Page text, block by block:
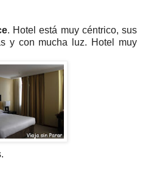
. Hotel está muy céntrico, sus
y con mucha luz. Hotel muy